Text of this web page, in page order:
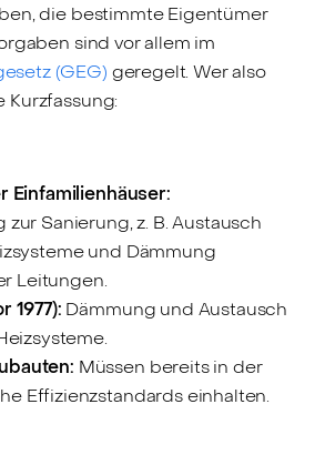
die bestimmte Eigentümer
sind vor allem im
(GEG) geregelt. Wer also
Kurzfassung:
Einfamilienhäuser:
Sanierung, z. B. Austausch
und Dämmung
Leitungen.
1977): Dämmung und Austausch
Müssen bereits in der
Effizienzstandards einhalten.